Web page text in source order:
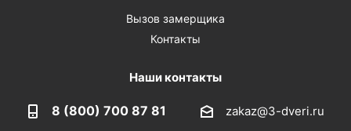
Вызов замерщика
Контакты
Наши контакты
8 (800) 700 87 81 zakaz@3-dveri.ru